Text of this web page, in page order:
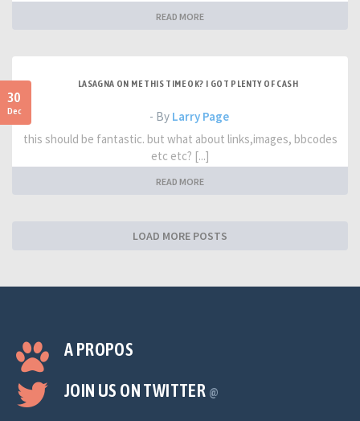
READ MORE
30
Dec
LASAGNA ON ME THIS TIME OK? I GOT PLENTY OF CASH
- By Larry Page
this should be fantastic. but what about links,images, bbcodes
etc etc? [...]
READ MORE
LOAD MORE POSTS
A PROPOS
JOIN US ON TWITTER @